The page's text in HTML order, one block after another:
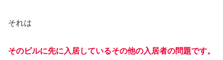
それは
そのビルに先に入居しているその他の入居者の問題です。